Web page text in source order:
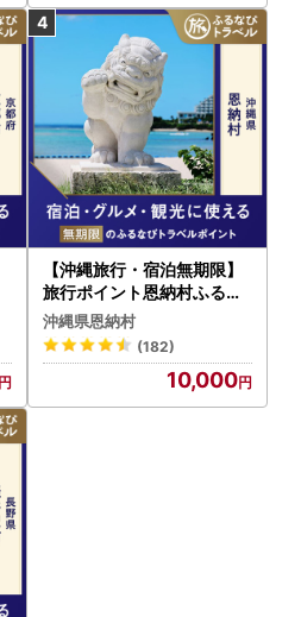
【沖縄旅行・宿泊無期限】
旅行ポイント恩納村ふるな
びトラベルポイント
沖縄県恩納村
(182)
10,000